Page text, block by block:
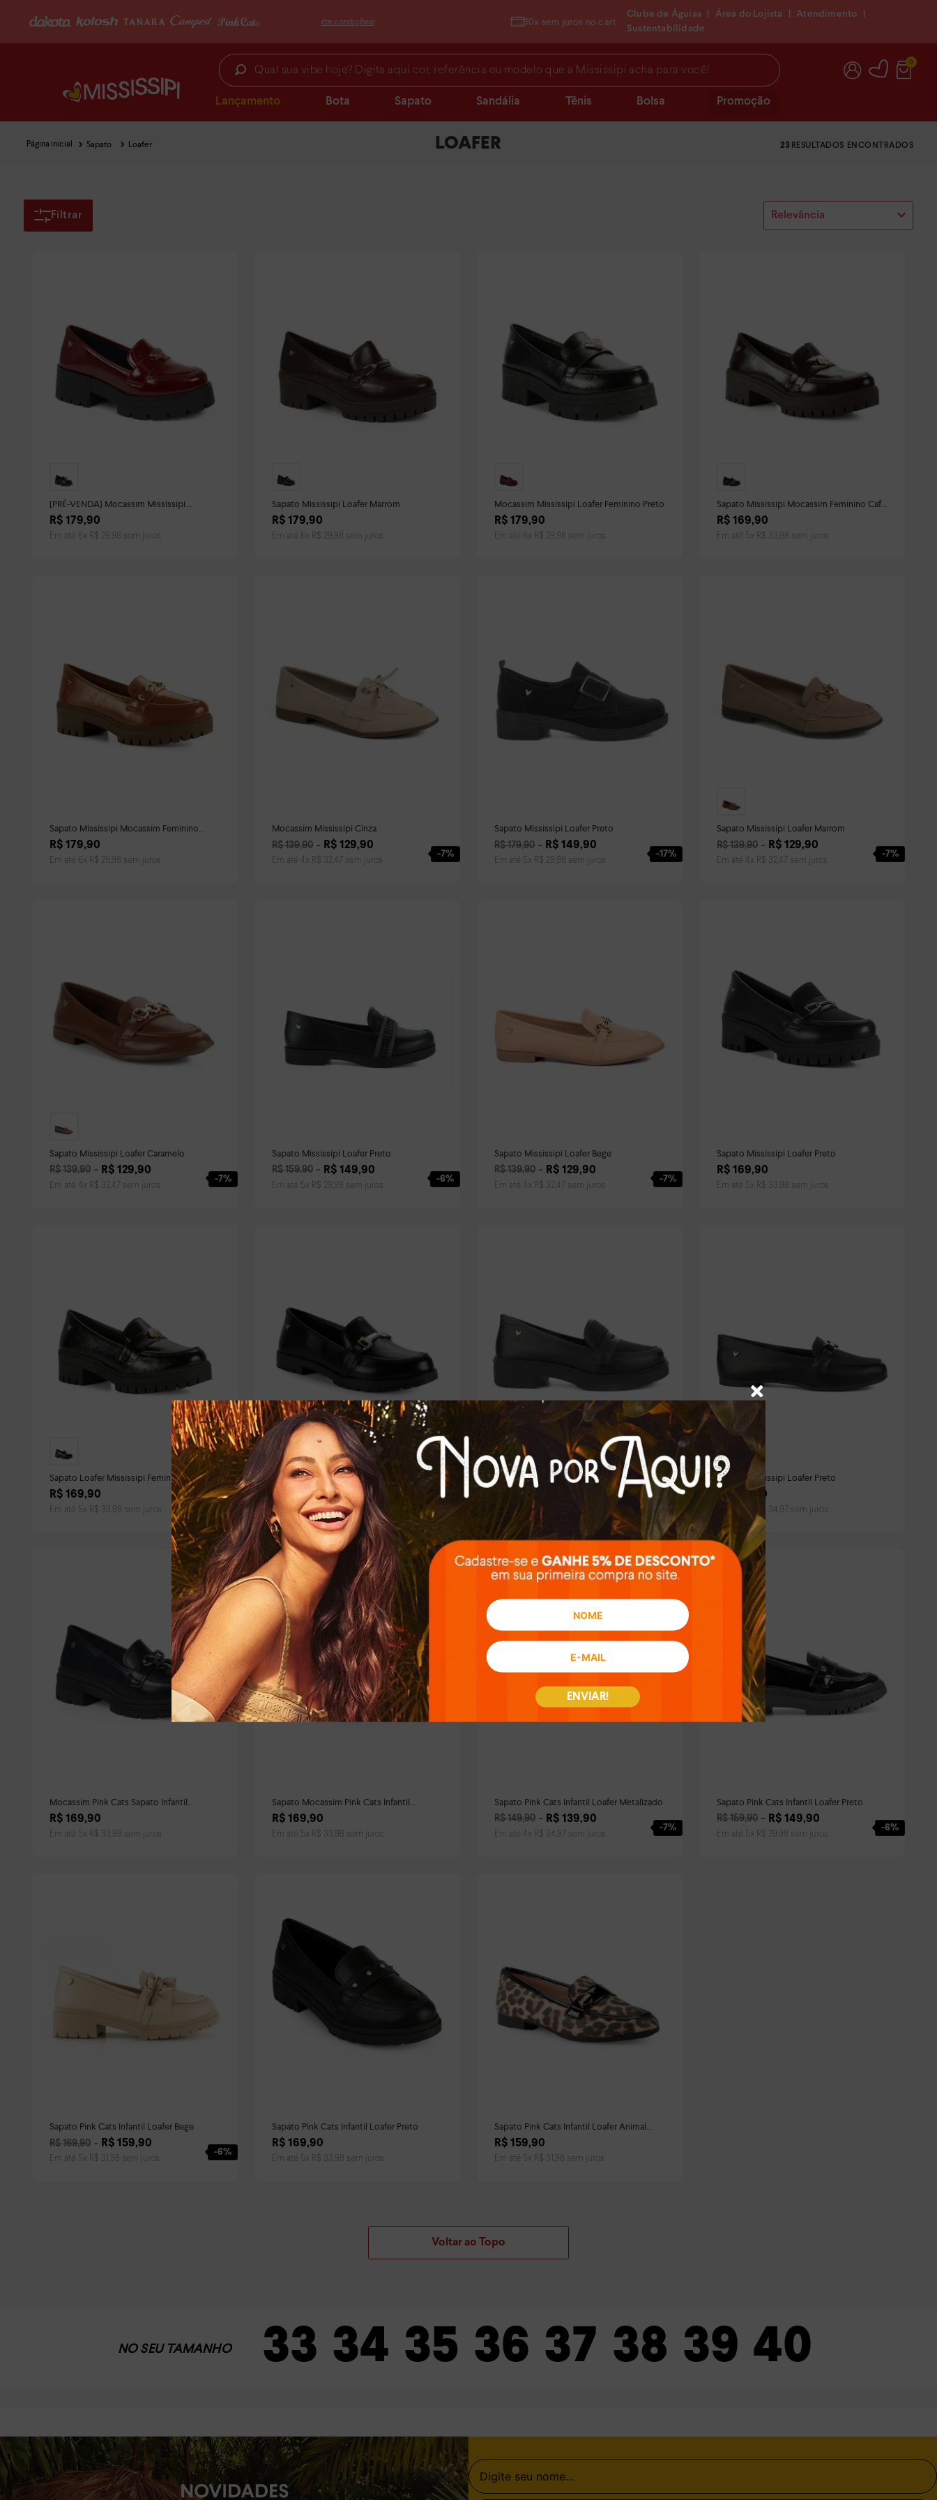
FRETE GRÁTIS(consulte condições) 10x sem juros no cartão de crédito
Clube de Águias Área do Lojista Atendimento
Sustentabilidade
Qual sua vibe hoje? Digita aqui cor, referência ou modelo que a Mississipi acha para você! 0
Lançamento Bota Sapato Sandália Tênis Bolsa Promoção
ENVIAR!
Sapato Loafer LOAFER 23
Filtrar Relevância
[PRÉ-VENDA] Mocassim Mississipi
Feminino Vermelho
R$ 179,90
Em até 6 x R$ 29,98 sem juros
Sapato Mississipi Loafer Marrom
R$ 179,90
Em até 6 x R$ 29,98 sem juros
Mocassim Mississipi Loafer Feminino Preto
R$ 179,90
Em até 6 x R$ 29,98 sem juros
Sapato Mississipi Mocassim Feminino Café
Solado Tratorado
R$ 169,90
Em até 5 x R$ 33,98 sem juros
Sapato Mississipi Mocassim Feminino
Caramelo
R$ 179,90
Em até 6 x R$ 29,98 sem juros
Mocassim Mississipi Cinza
R$ 139,90 R$ 129,90
Em até 4 x R$ 32,47 sem juros
-7%
Sapato Mississipi Loafer Preto
R$ 179,90 R$ 149,90
Em até 5 x R$ 29,98 sem juros
-17%
Sapato Mississipi Loafer Marrom
R$ 139,90 R$ 129,90
Em até 4 x R$ 32,47 sem juros
-7%
Sapato Mississipi Loafer Caramelo
R$ 139,90 R$ 129,90
Em até 4 x R$ 32,47 sem juros
-7%
Sapato Mississipi Loafer Preto
R$ 159,90 R$ 149,90
Em até 5 x R$ 29,98 sem juros
-6%
Sapato Mississipi Loafer Bege
R$ 139,90 R$ 129,90
Em até 4 x R$ 32,47 sem juros
-7%
Sapato Mississipi Loafer Preto
R$ 169,90
Em até 5 x R$ 33,98 sem juros
Sapato Loafer Mississipi Feminino Preto
R$ 169,90
Em até 5 x R$ 33,98 sem juros
Sapato Mississipi Loafer Preto
R$ 149,90
Em até5xR$ 29,98sem juros
Sapato Mississipi Loafer Preto
169
Em até xR$
Sapato Mississipi Loafer Preto
139 90
Em até 34 ,97 sem juros
Mocassim Pink Cats Sapato Infantil
Feminino Preto
R$ 169,90
Em até 5 x R$ 33,98 sem juros
Sapato Mocassim Pink Cats Infantil
Feminino Preto
R$ 169,90
Em até 5 x R$ 33,98 sem juros
Sapato Pink Cats Infantil Loafer Metalizado
R$ 149,90 R$ 139,90
Em até 4 x R$ 34 ,97 sem juros
-7%
Sapato Pink Cats Infantil Loafer Preto
R$ 159,90 R$ 149,90
Em até 5 x R$ 29,98 sem juros
-6%
Sapato Pink Cats Infantil Loafer Bege
R$ 169,90 R$ 159,90
Em até 5 x R$ 31 ,98 sem juros
-6%
Sapato Pink Cats Infantil Loafer Preto
R$ 169,90
Em até 5 x R$ 33,98 sem juros
Sapato Pink Cats Infantil Loafer Animal
Print
R$ 159,90
Em até 5 x R$ 31 ,98 sem juros
Voltar ao Topo
NO SEU TAMANHO 33 34 35 36 37 38 39 40